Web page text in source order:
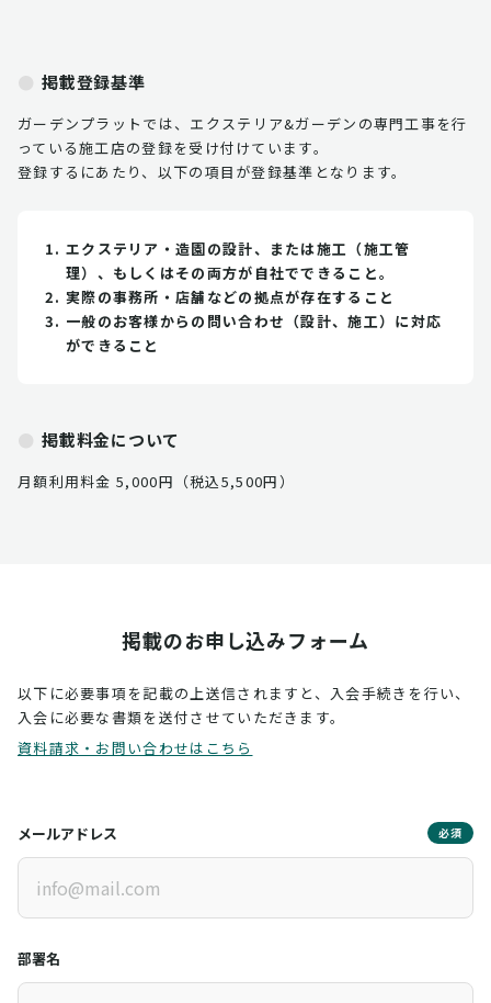
掲載登録基準
ガーデンプラットでは、エクステリア&ガーデンの専門工事を行
っている施工店の登録を受け付けています。
登録するにあたり、以下の項目が登録基準となります。
エクステリア・造園の設計、または施工（施工管
理）、もしくはその両方が自社でできること。
実際の事務所・店舗などの拠点が存在すること
一般のお客様からの問い合わせ（設計、施工）に対応
ができること
掲載料金について
月額利用料金 5,000円（税込5,500円）
掲載のお申し込みフォーム
以下に必要事項を記載の上送信されますと、入会手続きを行い、
入会に必要な書類を送付させていただきます。
資料請求・お問い合わせはこちら
メールアドレス 必須
部署名